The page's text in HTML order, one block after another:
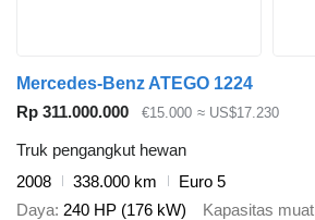
Mercedes-Benz ATEGO 1224
Rp 311.000.000
€15.000 ≈ US$17.230
Truk pengangkut hewan
2008
338.000 km
Euro 5
Daya 240 HP (176 kW) Kapasitas muat